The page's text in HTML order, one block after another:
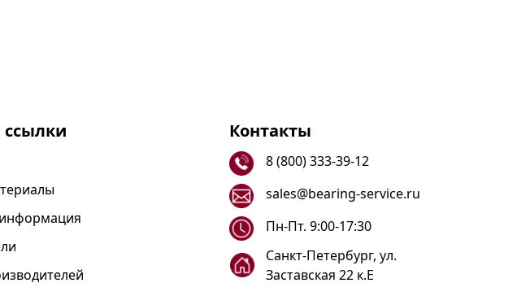
Контакты
8 (800) 333-39-12
sales@bearing-service.ru
Санкт-Петербург, ул.
Заставская 22 к.Е
Пн-Пт. 9:00-17:30